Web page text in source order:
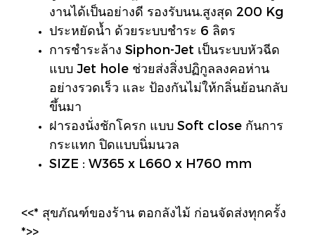
งานได้เป็นอย่างดี รองรับนน.สูงสุด 200 Kg
ประหยัดน้ำ ด้วยระบบชำระ 6 ลิตร
การชำระล้าง Siphon-Jet เป็นระบบหัวฉีด
แบบ Jet hole ช่วยส่งสิ่งปฏิกูลลงคอห่าน
อย่างรวดเร็ว และ ป้องกันไม่ให้กลิ่นย้อนกลับ
ขึ้นมา
ฝารองนั่งชักโครก แบบ Soft close กันการ
กระแทก ปิดแบบนิ่มนวล
SIZE : W365 x L660 x H760 mm
<<* สุขภัณฑ์ของร้าน ตอกลังไม้ ก่อนจัดส่งทุกครั้ง
*>>